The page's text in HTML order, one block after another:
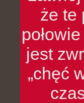
że te
jest
„chęć